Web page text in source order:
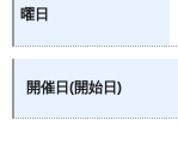
曜日
開催日(開始日)